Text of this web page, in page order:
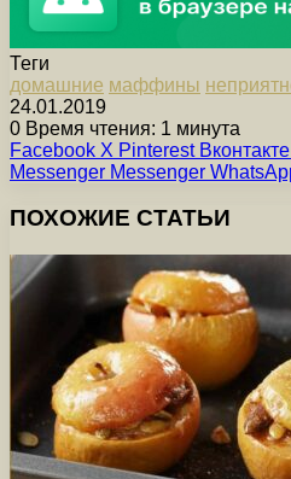
Теги
домашние мaффины
24.01.2019
0 Время чтения: 1 минута
Facebook X Pinterest Вконтакте
Messenger Messenger
ПОХОЖИЕ СТАТЬИ